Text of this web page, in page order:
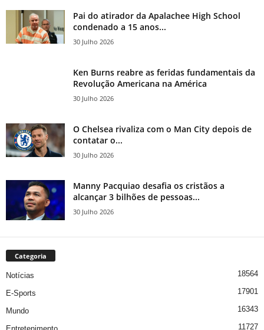
Pai do atirador da Apalachee High School
condenado a 15 anos...
30 Julho 2026
Ken Burns reabre as feridas fundamentais da
Revolução Americana na América
30 Julho 2026
O Chelsea rivaliza com o Man City depois de
contatar o...
30 Julho 2026
Manny Pacquiao desafia os cristãos a
alcançar 3 bilhões de pessoas...
30 Julho 2026
Categoria
Notícias 18564
E-Sports 17901
Mundo 16343
11727